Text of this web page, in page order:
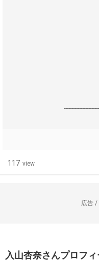
117 view
広告 /
入山杏奈さんプロフ